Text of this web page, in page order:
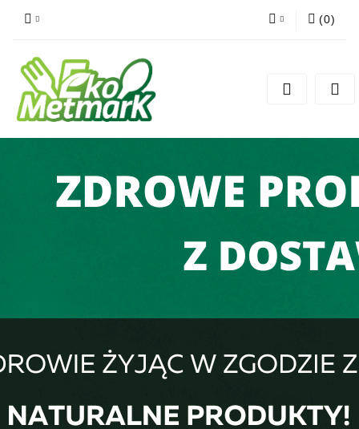
Zarejestruj się
(0)